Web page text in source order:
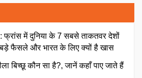
में दुनिया के 7 सबसे ताकतवर देशों
फैसले और भारत के लिए क्यों है खास
बिच्छू कौन सा है?, जानें कहाँ पाए जाते हैं